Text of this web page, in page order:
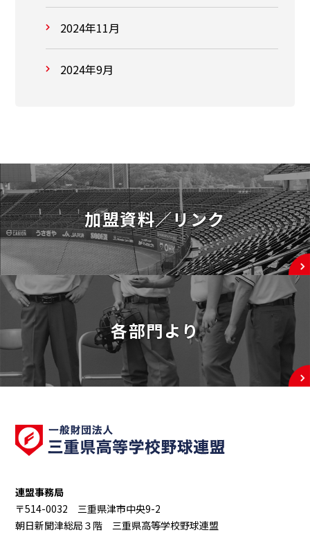
2024年11月
2024年9月
加盟資料／リンク
各部門より
連盟事務局
〒514-0032 三重県津市中央9-2
朝日新聞津総局３階 三重県高等学校野球連盟